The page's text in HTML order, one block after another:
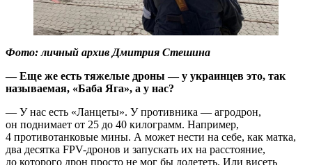
Фото: личный архив Дмитрия Стешина
— Еще же есть тяжелые дроны — у украинцев это, так
называемая, «Баба Яга», а у нас?
— У нас есть «Ланцеты». У противника — агродрон,
он поднимает от 25 до 40 килограмм. Например,
4 противотанковые мины. А может нести на себе, как матка,
два десятка FPV-дронов и запускать их на расстояние,
до которого дрон просто не мог бы долететь. Или висеть